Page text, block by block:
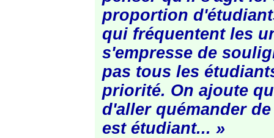
proportion
qui fréquentent les
s'empresse de
pas tous les
priorité. On ajoute
d'aller quémander
est étudiant... »